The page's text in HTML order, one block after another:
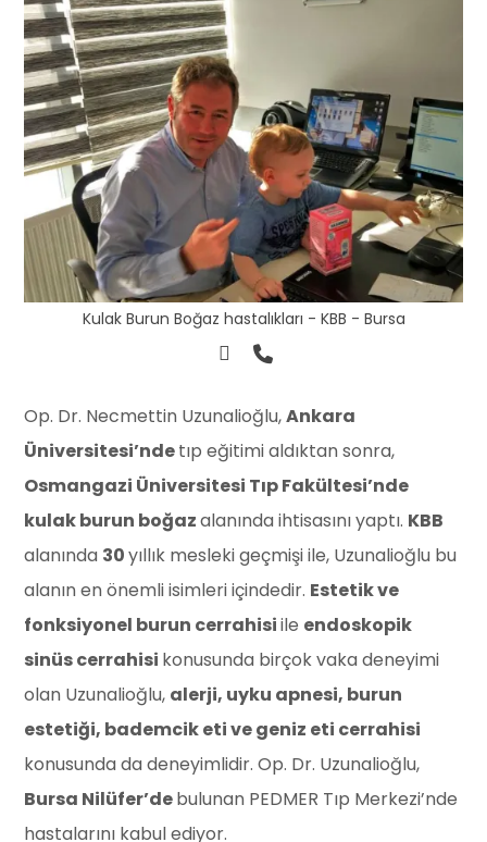
Kulak Burun Boğaz hastalıkları - KBB - Bursa
Op. Dr. Necmettin Uzunalioğlu,Ankara
Üniversitesi’ndetıp eğitimi aldıktan sonra,
Osmangazi Üniversitesi Tıp Fakültesi’nde
kulak burun boğazalanında ihtisasını yaptı. KBB
alanında 30yıllık mesleki geçmişi ile, Uzunalioğlu bu
alanın en önemli isimleri içindedir. Estetik ve
fonksiyonel burun cerrahisiile endoskopik
sinüs cerrahisi konusunda birçok vaka deneyimi
olan Uzunalioğlu, alerji, uyku apnesi, burun
estetiği, bademcik eti ve geniz eti cerrahisi
konusunda da deneyimlidir. Op. Dr. Uzunalioğlu,
Bursa Nilüfer’debulunan PEDMER Tıp Merkezi’nde
hastalarını kabul ediyor.